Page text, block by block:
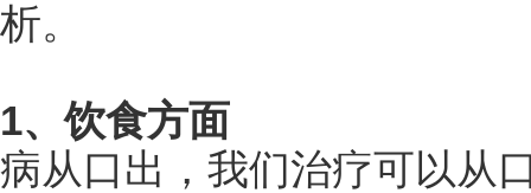
析。
1、饮食方面
病从口出，我们治疗可以从